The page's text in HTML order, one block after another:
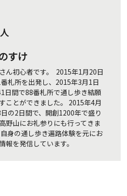
すけ
ん初心者です。 2015年1月20日
札所を出発し、2015年3月1日
日間で88番札所で通し歩き結願
ことができました。 2015年4月
の2日間で、開創1200年で盛り
野山にお礼参りにも行ってきま
自身の通し歩き遍路体験を元にお
報を発信しています。